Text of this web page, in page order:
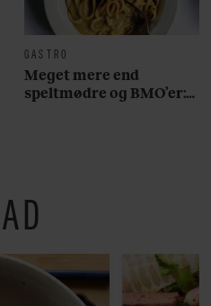
GASTRO
Meget mere end
speltmødre og BMO’er: